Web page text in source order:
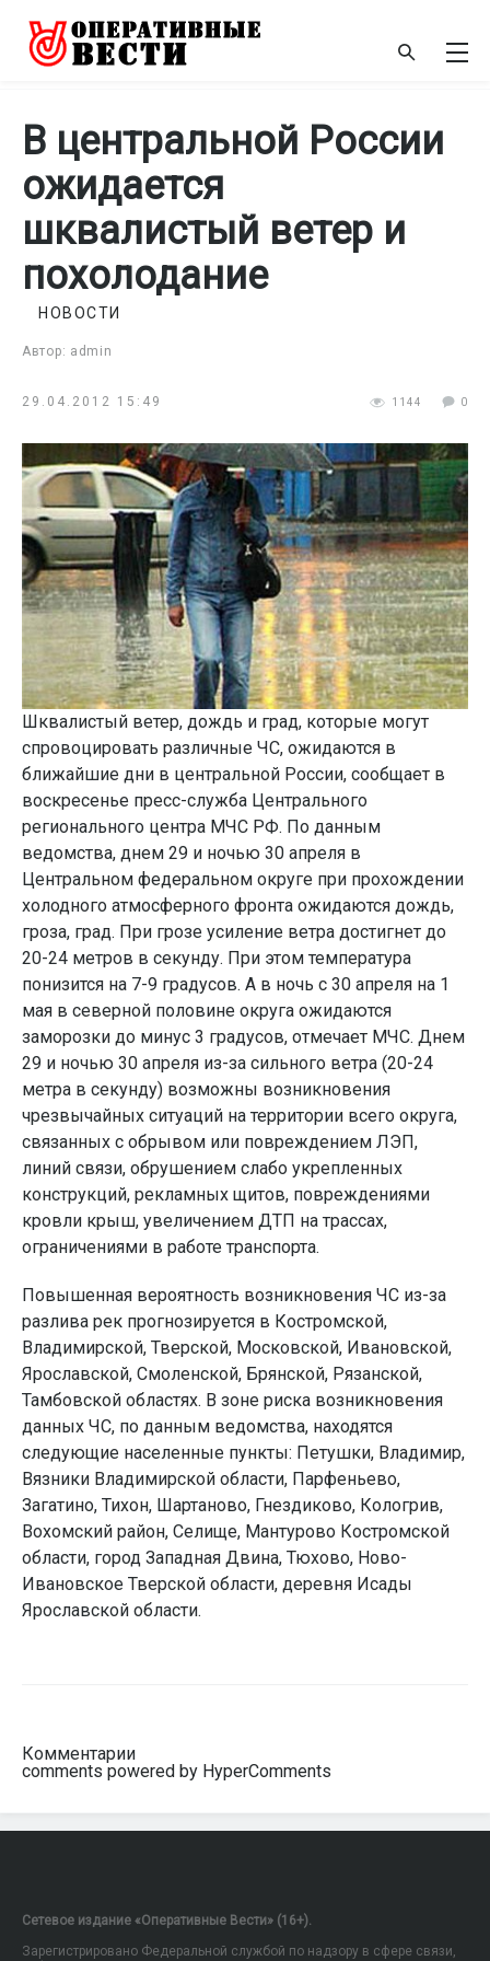
В центральной России
ожидается
шквалистый ветер и
похолодание
Автор: admin
НОВОСТИ
29.04.2012 15:49 1144 0
Шквалистый ветер, дождь и град, которые могут
спровоцировать различные ЧС, ожидаются в
ближайшие дни в центральной России, сообщает в
воскресенье пресс-служба Центрального
регионального центра МЧС РФ. По данным
ведомства, днем 29 и ночью 30 апреля в
Центральном федеральном округе при прохождении
холодного атмосферного фронта ожидаются дождь,
гроза, град. При грозе усиление ветра достигнет до
20-24 метров в секунду. При этом температура
понизится на 7-9 градусов. А в ночь с 30 апреля на 1
мая в северной половине округа ожидаются
заморозки до минус 3 градусов, отмечает МЧС. Днем
29 и ночью 30 апреля из-за сильного ветра (20-24
метра в секунду) возможны возникновения
чрезвычайных ситуаций на территории всего округа,
связанных с обрывом или повреждением ЛЭП,
линий связи, обрушением слабо укрепленных
конструкций, рекламных щитов, повреждениями
кровли крыш, увеличением ДТП на трассах,
ограничениями в работе транспорта.
Повышенная вероятность возникновения ЧС из-за
разлива рек прогнозируется в Костромской,
Владимирской, Тверской, Московской, Ивановской,
Ярославской, Смоленской, Брянской, Рязанской,
Тамбовской областях. В зоне риска возникновения
данных ЧС, по данным ведомства, находятся
следующие населенные пункты: Петушки, Владимир,
Вязники Владимирской области, Парфеньево,
Загатино, Тихон, Шартаново, Гнездиково, Кологрив,
Вохомский район, Селище, Мантурово Костромской
области, город Западная Двина, Тюхово, Ново-
Ивановское Тверской области, деревня Исады
Ярославской области.
Комментарии
comments powered by HyperComments
Сетевое издание «Оперативные Вести» (16+).
Зарегистрировано Федеральной службой по надзору в сфере связи,